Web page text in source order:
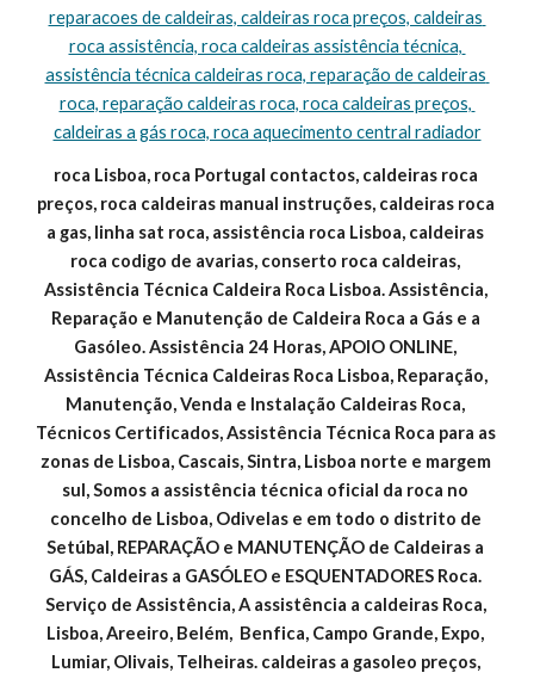
reparacoes de caldeiras, caldeiras roca preços, caldeiras
roca assistência, roca caldeiras assistência técnica,
assistência técnica caldeiras roca, reparação de caldeiras
roca, reparação caldeiras roca, roca caldeiras preços,
caldeiras a gás roca, roca aquecimento central radiador
roca Lisboa, roca Portugal contactos, caldeiras roca
preços, roca caldeiras manual instruções, caldeiras roca
a gas, linha sat roca, assistência roca Lisboa, caldeiras
roca codigo de avarias, conserto roca caldeiras,
Assistência Técnica Caldeira Roca Lisboa. Assistência,
Reparação e Manutenção de Caldeira Roca a Gás e a
Gasóleo. Assistência 24 Horas, APOIO ONLINE,
Assistência Técnica Caldeiras Roca Lisboa, Reparação,
Manutenção, Venda e Instalação Caldeiras Roca,
Técnicos Certificados, Assistência Técnica Roca para as
zonas de Lisboa, Cascais, Sintra, Lisboa norte e margem
sul, Somos a assistência técnica oficial da roca no
concelho de Lisboa, Odivelas e em todo o distrito de
Setúbal, REPARAÇÃO e MANUTENÇÃO de Caldeiras a
GÁS, Caldeiras a GASÓLEO e ESQUENTADORES Roca.
Serviço de Assistência, A assistência a caldeiras Roca,
Lisboa, Areeiro, Belém,  Benfica, Campo Grande, Expo,
Lumiar, Olivais, Telheiras. caldeiras a gasoleo preços,